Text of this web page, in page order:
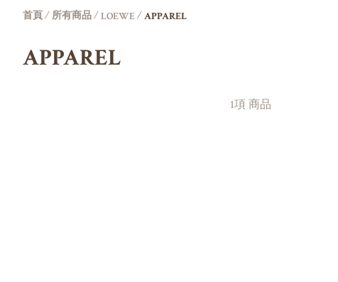
首頁/所有商品/LOEWE/APPAREL
APPAREL
1項 商品